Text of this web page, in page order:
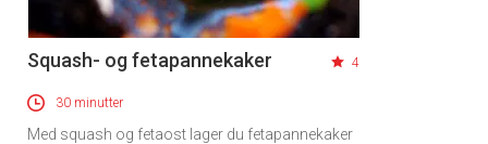
Squash- og fetapannekaker 4
30 minutter
Med squash og fetaost lager du fetapannekaker